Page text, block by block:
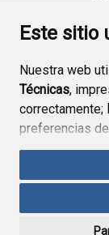
Este sitio
Nuestra web
Técnicas,
correctamente;
preferencias
Si acepta
consideramos